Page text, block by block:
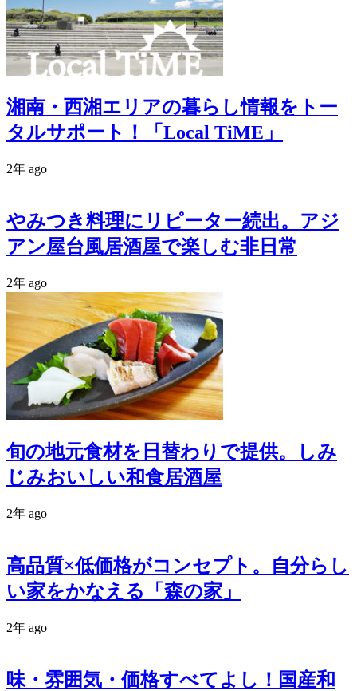
湘南・西湘エリアの暮らし情報をトー
タルサポート！「Local TiME」
2年 ago
やみつき料理にリピーター続出。アジ
アン屋台風居酒屋で楽しむ非日常
2年 ago
旬の地元食材を日替わりで提供。しみ
じみおいしい和食居酒屋
2年 ago
高品質×低価格がコンセプト。自分らし
い家をかなえる「森の家」
2年 ago
味・雰囲気・価格すべてよし！国産和